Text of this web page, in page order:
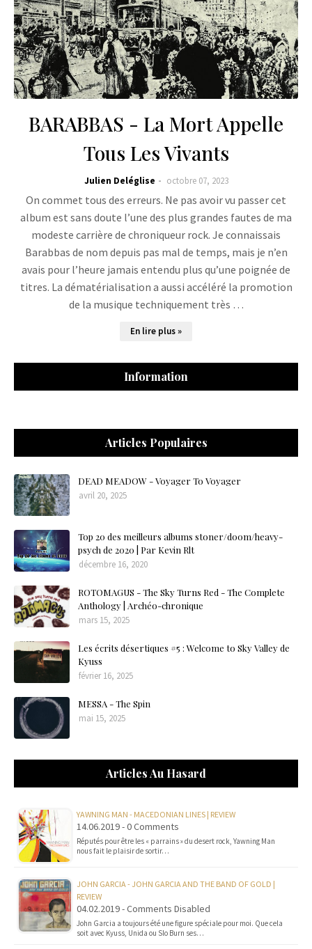
BARABBAS - La Mort Appelle
Tous Les Vivants
Julien Deléglise octobre 07, 2023
On commet tous des erreurs. Ne pas avoir vu passer cet
album est sans doute l’une des plus grandes fautes de ma
modeste carrière de chroniqueur rock. Je connaissais
Barabbas de nom depuis pas mal de temps, mais je n’en
avais pour l’heure jamais entendu plus qu’une poignée de
titres. La dématérialisation a aussi accéléré la promotion
de la musique techniquement très …
En lire plus »
Information
Articles Populaires
DEAD MEADOW - Voyager To Voyager
avril 20, 2025
Top 20 des meilleurs albums stoner/doom/heavy-
psych de 2020 | Par Kevin Rlt
décembre 16, 2020
ROTOMAGUS - The Sky Turns Red - The Complete
Anthology | Archéo-chronique
mars 15, 2025
Les écrits désertiques #5 : Welcome to Sky Valley de
Kyuss
février 16, 2025
MESSA - The Spin
mai 15, 2025
Articles Au Hasard
YAWNING MAN - MACEDONIAN LINES | REVIEW
14.06.2019 - 0 Comments
Réputés pour être les « parrains » du desert rock, Yawning Man
nous fait le plaisir de sortir…
JOHN GARCIA - JOHN GARCIA AND THE BAND OF GOLD |
REVIEW
04.02.2019 - Comments Disabled
John Garcia a toujours été une figure spéciale pour moi. Que cela
soit avec Kyuss, Unida ou Slo Burn ses…